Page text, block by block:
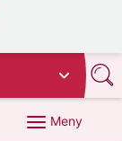
Meny